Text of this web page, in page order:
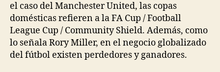
el caso del Manchester United, las copas
domésticas refieren a la FA Cup / Football
League Cup / Community Shield. Además, como
lo señala Rory Miller, en el negocio globalizado
del fútbol existen perdedores y ganadores.